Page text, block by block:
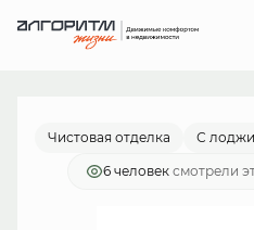
1-комнатная
от 21 820 руб./мес.
Чистовая отделка С
6 человек смотрели